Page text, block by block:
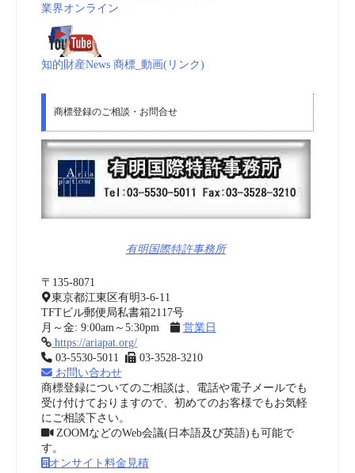
業界オンライン
知的財産News 商標_動画(リンク)
商標登録のご相談・お問合せ
有明国際特許事務所
〒135-8071
東京都江東区有明3-6-11
TFTビル郵便局私書箱2117号
月～金: 9:00am～5:30pm
営業日
https://ariapat.org/
03-5530-5011
03-3528-3210
お問い合わせ
商標登録についてのご相談は、電話や電子メールでも
受け付けておりますので、初めてのお客様でもお気軽
にご相談下さい。
ZOOMなどのWeb会議(日本語及び英語)も可能で
す。
オンサイト料金見積